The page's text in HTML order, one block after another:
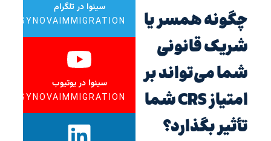
چگونه همسر یا
شریک قانونی
شما می‌تواند بر
امتیاز CRS شما
تأثیر بگذارد؟
سینوا در تلگرام
SYNOVAIMMIGRATION
سینوا در یوتیوب
SYNOVAIMMIGRATION